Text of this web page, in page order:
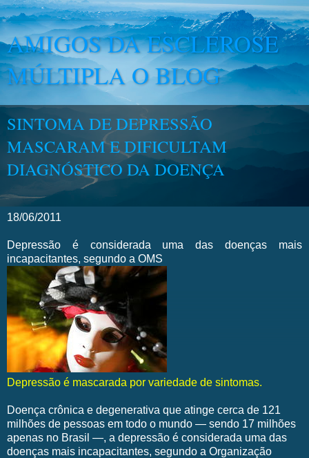
AMIGOS DA ESCLEROSE
MÚLTIPLA O BLOG
SINTOMA DE DEPRESSÃO
MASCARAM E DIFICULTAM
DIAGNÓSTICO DA DOENÇA
18/06/2011
Depressão é considerada uma das doenças mais
incapacitantes, segundo a OMS
Depressão é mascarada por variedade de sintomas.
Doença crônica e degenerativa que atinge cerca de 121
milhões de pessoas em todo o mundo — sendo 17 milhões
apenas no Brasil —, a depressão é considerada uma das
doenças mais incapacitantes, segundo a Organização